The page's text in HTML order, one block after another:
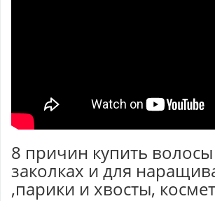
8 причин купить
заколках и для
,парики и хвосты,